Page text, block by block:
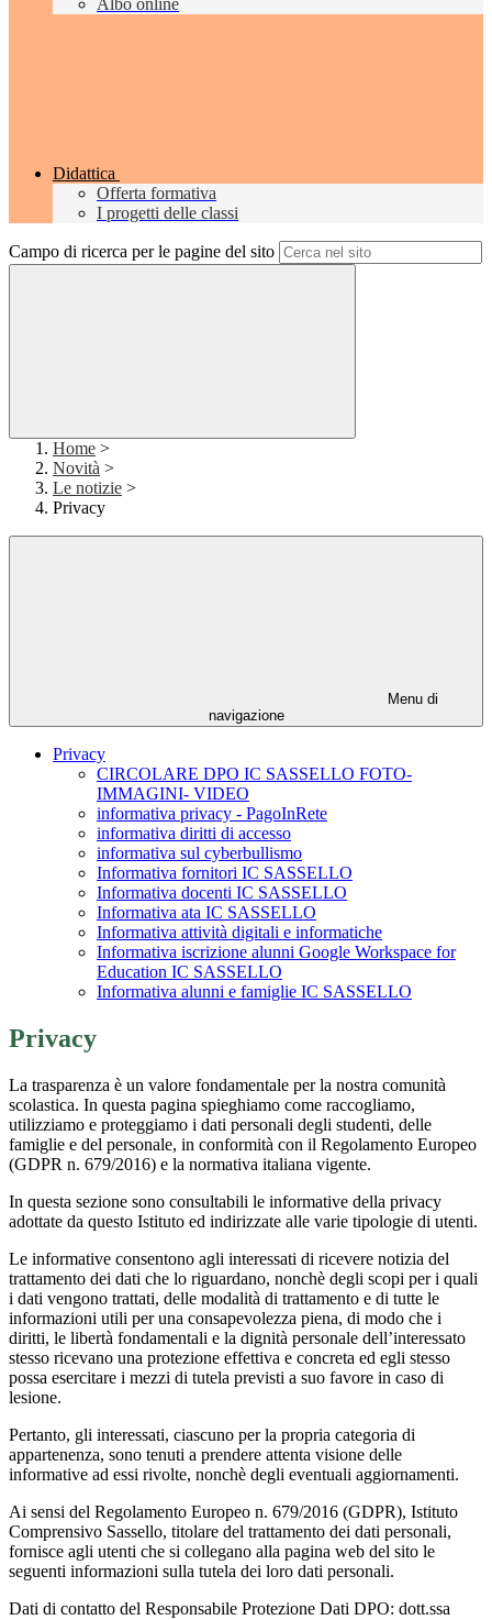
Albo online
Didattica
Offerta formativa
I progetti delle classi
Campo di ricerca per le pagine del sito
Home >
Novità >
Le notizie >
Privacy
Menu di
navigazione
Privacy
CIRCOLARE DPO IC SASSELLO FOTO-
IMMAGINI- VIDEO
informativa privacy - PagoInRete
informativa diritti di accesso
informativa sul cyberbullismo
Informativa fornitori IC SASSELLO
Informativa docenti IC SASSELLO
Informativa ata IC SASSELLO
Informativa attività digitali e informatiche
Informativa iscrizione alunni Google Workspace for
Education IC SASSELLO
Informativa alunni e famiglie IC SASSELLO
Privacy
La trasparenza è un valore fondamentale per la nostra comunità
scolastica. In questa pagina spieghiamo come raccogliamo,
utilizziamo e proteggiamo i dati personali degli studenti, delle
famiglie e del personale, in conformità con il Regolamento Europeo
(GDPR n. 679/2016) e la normativa italiana vigente.
In questa sezione sono consultabili le informative della privacy
adottate da questo Istituto ed indirizzate alle varie tipologie di utenti.
Le informative consentono agli interessati di ricevere notizia del
trattamento dei dati che lo riguardano, nonchè degli scopi per i quali
i dati vengono trattati, delle modalità di trattamento e di tutte le
informazioni utili per una consapevolezza piena, di modo che i
diritti, le libertà fondamentali e la dignità personale dell’interessato
stesso ricevano una protezione effettiva e concreta ed egli stesso
possa esercitare i mezzi di tutela previsti a suo favore in caso di
lesione.
Pertanto, gli interessati, ciascuno per la propria categoria di
appartenenza, sono tenuti a prendere attenta visione delle
informative ad essi rivolte, nonchè degli eventuali aggiornamenti.
Ai sensi del Regolamento Europeo n. 679/2016 (GDPR), Istituto
Comprensivo Sassello, titolare del trattamento dei dati personali,
fornisce agli utenti che si collegano alla pagina web del sito le
seguenti informazioni sulla tutela dei loro dati personali.
Dati di contatto del Responsabile Protezione Dati DPO: dott.ssa